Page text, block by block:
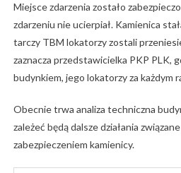
Miejsce zdarzenia zostało
zdarzeniu nie ucierpiał. Kamienica
tarczy TBM lokatorzy zostali
zaznacza przedstawicielka PKP PLK,
budynkiem, jego lokatorzy za każdym
Obecnie trwa analiza techniczna
zależeć będą dalsze działania
zabezpieczeniem kamienicy.